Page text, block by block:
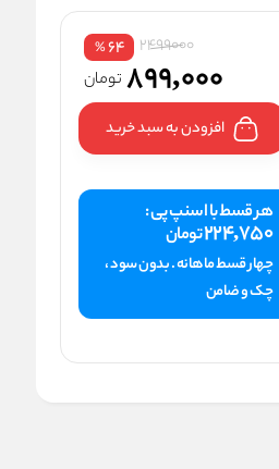
2499000
64
%
899,000 تومان
افزودن به سبد خرید
هر قسط با اسنپ پی :
224,750تومان
چهار قسط ماهانه . بدون سود ،
چک و ضامن